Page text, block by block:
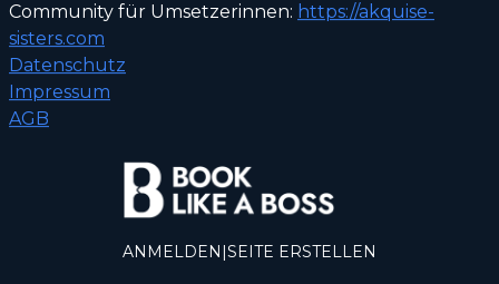
Community für Umsetzerinnen: https://akquise-
sisters.com
Datenschutz
Impressum
AGB
ANMELDEN |SEITE ERSTELLEN